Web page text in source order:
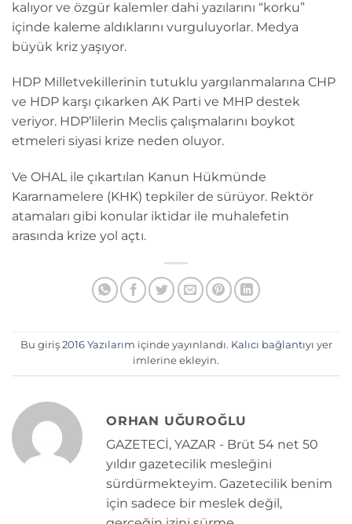
kalıyor ve özgür kalemler dahi yazılarını “korku”
içinde kaleme aldıklarını vurguluyorlar. Medya
büyük kriz yaşıyor.
HDP Milletvekillerinin tutuklu yargılanmalarına CHP
ve HDP karşı çıkarken AK Parti ve MHP destek
veriyor. HDP’lilerin Meclis çalışmalarını boykot
etmeleri siyasi krize neden oluyor.
Ve OHAL ile çıkartılan Kanun Hükmünde
Kararnamelere (KHK) tepkiler de sürüyor. Rektör
atamaları gibi konular iktidar ile muhalefetin
arasında krize yol açtı.
Bu giriş 2016 Yazılarım içinde yayınlandı. Kalıcı bağlantıyı yer
imlerine ekleyin.
ORHAN UĞUROĞLU
GAZETECİ, YAZAR - Brüt 54 net 50
yıldır gazetecilik mesleğini
sürdürmekteyim. Gazetecilik benim
için sadece bir meslek değil,